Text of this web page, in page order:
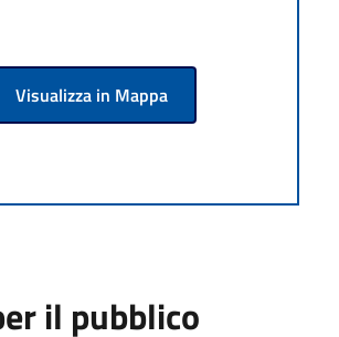
Visualizza in Mappa
il pubblico